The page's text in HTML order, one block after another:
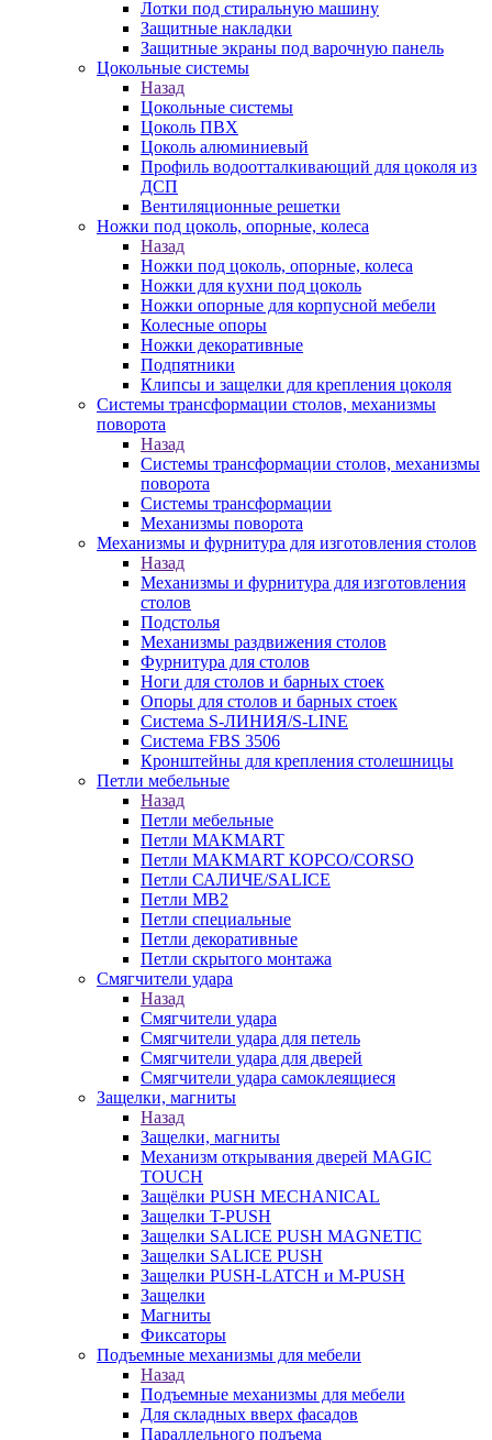
Лотки под стиральную машину
Защитные накладки
Защитные экраны под варочную панель
Цокольные системы
Назад
Цокольные системы
Цоколь ПВХ
Цоколь алюминиевый
Профиль водоотталкивающий для цоколя из
ДСП
Вентиляционные решетки
Ножки под цоколь, опорные, колеса
Назад
Ножки под цоколь, опорные, колеса
Ножки для кухни под цоколь
Ножки опорные для корпусной мебели
Колесные опоры
Ножки декоративные
Подпятники
Клипсы и защелки для крепления цоколя
Системы трансформации столов, механизмы
поворота
Назад
Системы трансформации столов, механизмы
поворота
Системы трансформации
Механизмы поворота
Механизмы и фурнитура для изготовления столов
Назад
Механизмы и фурнитура для изготовления
столов
Подстолья
Механизмы раздвижения столов
Фурнитура для столов
Ноги для столов и барных стоек
Опоры для столов и барных стоек
Система S-ЛИНИЯ/S-LINE
Система FBS 3506
Кронштейны для крепления столешницы
Петли мебельные
Назад
Петли мебельные
Петли MAKMART
Петли MAKMART КОРСО/CORSO
Петли САЛИЧЕ/SALICE
Петли MB2
Петли специальные
Петли декоративные
Петли скрытого монтажа
Смягчители удара
Назад
Смягчители удара
Смягчители удара для петель
Смягчители удара для дверей
Cмягчители удара самоклеящиеся
Защелки, магниты
Назад
Защелки, магниты
Механизм открывания дверей MAGIC
TOUCH
Защёлки PUSH MECHANICAL
Защелки T-PUSH
Защелки SALICE PUSH MAGNETIC
Защелки SALICE PUSH
Защелки PUSH-LATCH и M-PUSH
Защелки
Магниты
Фиксаторы
Подъемные механизмы для мебели
Назад
Подъемные механизмы для мебели
Для складных вверх фасадов
Параллельного подъема